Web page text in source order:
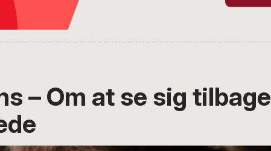
– Om at se sig tilbage